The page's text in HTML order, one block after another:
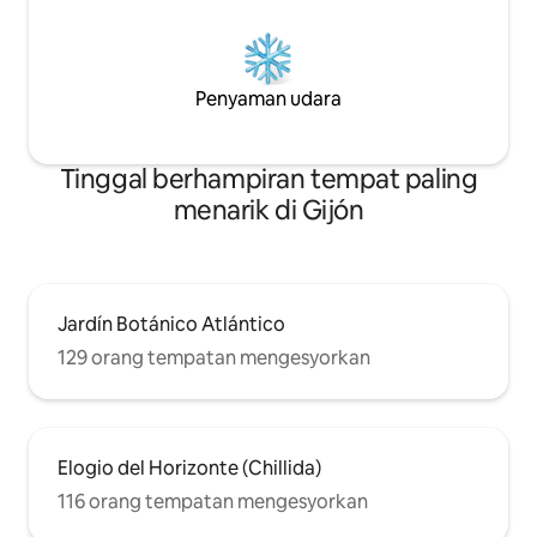
Penyaman udara
Tinggal berhampiran tempat paling
menarik di Gijón
Jardín Botánico Atlántico
129 orang tempatan mengesyorkan
Elogio del Horizonte (Chillida)
116 orang tempatan mengesyorkan